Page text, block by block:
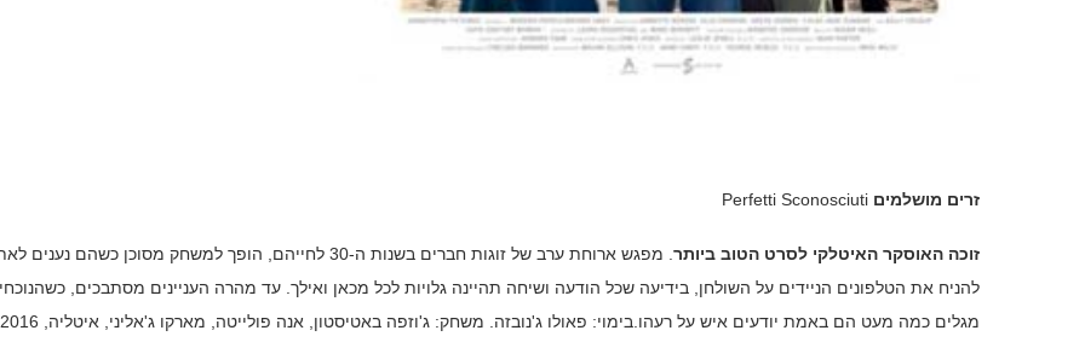
זרים מושלמים Perfetti Sconosciuti
זוכה האוסקר האיטלקי לסרט הטוב ביותר
. מפגש ארוחת ערב של זוגות חברים בשנות ה-30 לחייהם, הופך למשחק מסוכן כשהם נענים
להניח את הטלפונים הניידים על השולחן, בידיעה שכל הודעה ושיחה תהיינה גלויות לכל מכאן ואילך. עד מהרה העניינים מסתבכים,